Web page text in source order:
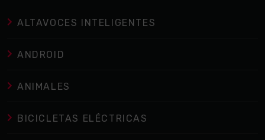
ALTAVOCES INTELIGENTES
ANDROID
ANIMALES
BICICLETAS ELÉCTRICAS